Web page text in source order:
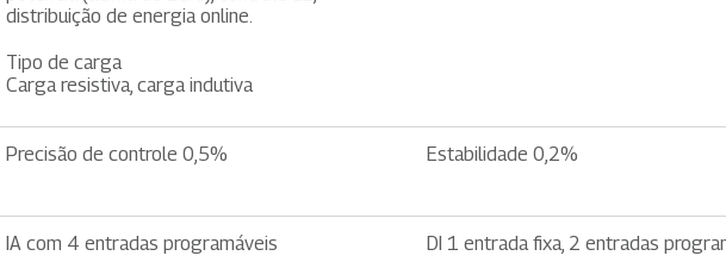
distribuição de energia online.
Tipo de carga
Carga resistiva, carga indutiva
Precisão de controle 0,5% Estabilidade 0,2%
IA com 4 entradas programáveis DI 1 entrada fixa, 2 entradas